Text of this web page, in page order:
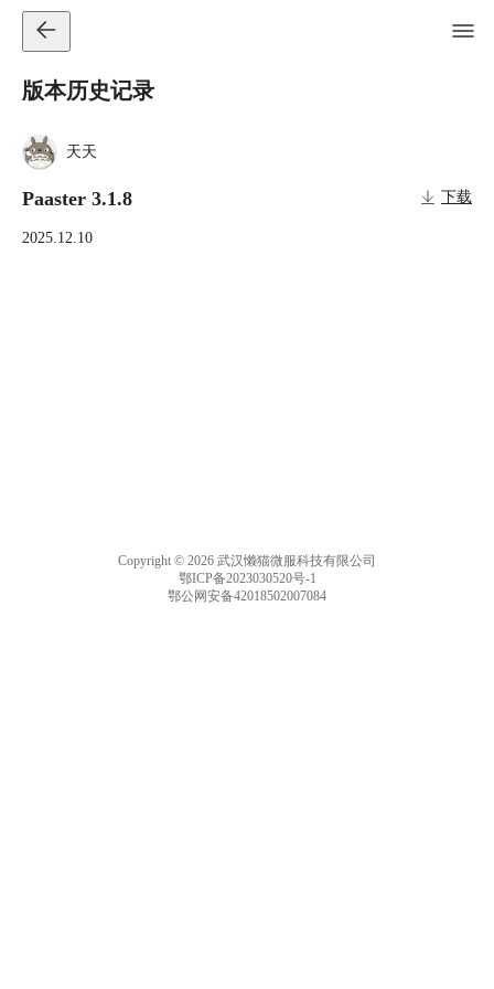
版本历史记录
天天
Paaster 3.1.8 下载
2025.12.10
Copyright © 2026 武汉懒猫微服科技有限公司
鄂ICP备2023030520号-1
鄂公网安备42018502007084